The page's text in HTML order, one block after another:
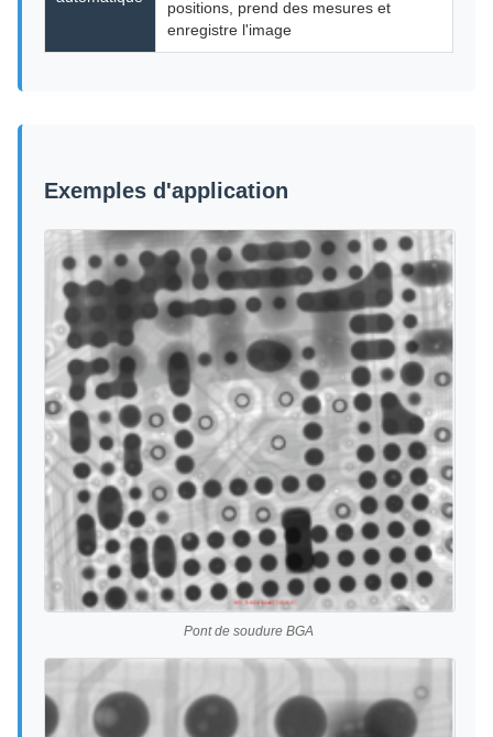
positions, prend des mesures et
enregistre l'image
Exemples d'application
Pont de soudure BGA